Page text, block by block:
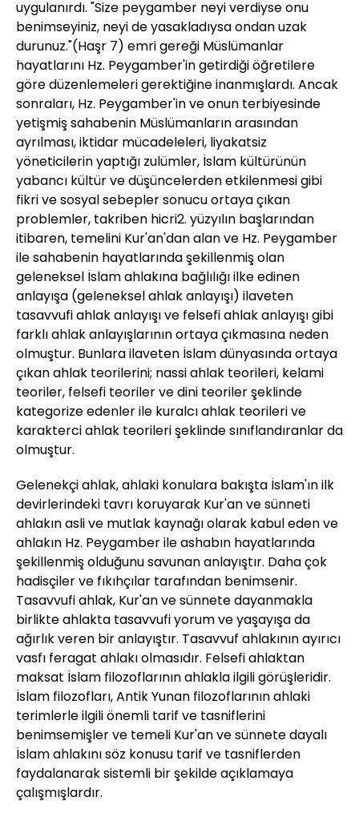
uygulanırdı. "Size peygamber neyi verdiyse onu
benimseyiniz, neyi de yasakladıysa ondan uzak
durunuz."(Haşr 7) emri gereği Müslümanlar
hayatlarını Hz. Peygamber'in getirdiği öğretilere
göre düzenlemeleri gerektiğine inanmışlardı. Ancak
sonraları, Hz. Peygamber'in ve onun terbiyesinde
yetişmiş sahabenin Müslümanların arasından
ayrılması, iktidar mücadeleleri, liyakatsiz
yöneticilerin yaptığı zulümler, İslam kültürünün
yabancı kültür ve düşüncelerden etkilenmesi gibi
fikri ve sosyal sebepler sonucu ortaya çıkan
problemler, takriben hicri2. yüzyılın başlarından
itibaren, temelini Kur'an'dan alan ve Hz. Peygamber
ile sahabenin hayatlarında şekillenmiş olan
geleneksel İslam ahlakına bağlılığı ilke edinen
anlayışa (geleneksel ahlak anlayışı) ilaveten
tasavvufi ahlak anlayışı ve felsefi ahlak anlayışı gibi
farklı ahlak anlayışlarının ortaya çıkmasına neden
olmuştur. Bunlara ilaveten İslam dünyasında ortaya
çıkan ahlak teorilerini; nassi ahlak teorileri, kelami
teoriler, felsefi teoriler ve dini teoriler şeklinde
kategorize edenler ile kuralcı ahlak teorileri ve
karakterci ahlak teorileri şeklinde sınıflandıranlar da
olmuştur.
Gelenekçi ahlak, ahlaki konulara bakışta İslam'ın ilk
devirlerindeki tavrı koruyarak Kur'an ve sünneti
ahlakın asli ve mutlak kaynağı olarak kabul eden ve
ahlakın Hz. Peygamber ile ashabın hayatlarında
şekillenmiş olduğunu savunan anlayıştır. Daha çok
hadisçiler ve fıkıhçılar tarafından benimsenir.
Tasavvufi ahlak, Kur'an ve sünnete dayanmakla
birlikte ahlakta tasavvufi yorum ve yaşayışa da
ağırlık veren bir anlayıştır. Tasavvuf ahlakının ayırıcı
vasfı feragat ahlakı olmasıdır. Felsefi ahlaktan
maksat İslam filozoflarının ahlakla ilgili görüşleridir.
İslam filozofları, Antik Yunan filozoflarının ahlaki
terimlerle ilgili önemli tarif ve tasniflerini
benimsemişler ve temeli Kur'an ve sünnete dayalı
İslam ahlakını söz konusu tarif ve tasniflerden
faydalanarak sistemli bir şekilde açıklamaya
çalışmışlardır.